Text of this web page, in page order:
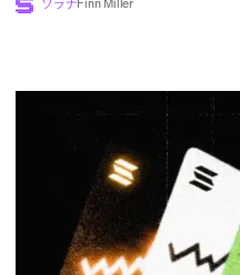
ソラナFinn Miller